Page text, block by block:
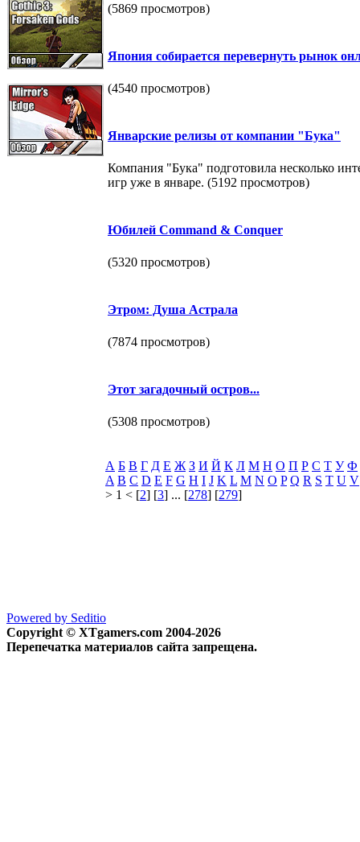
(5869 просмотров)
Япония собирается перевернуть рынок
(4540 просмотров)
Январские релизы от компании "Бука"
Компания "Бука" подготовила несколько
игр уже в январе. (5192 просмотров)
Юбилей Command & Conquer
(5320 просмотров)
Этром: Душа Астрала
(7874 просмотров)
Этот загадочный остров...
(5308 просмотров)
А Б В Г Д Е Ж З И Й К Л М Н О П Р С Т У Ф
A B C D E F G H I J K L M N O P Q R S T U V
> 1 < [2] [3] ... [278] [279]
Powered by Seditio
Copyright © XTgamers.com 2004-2026
Перепечатка материалов сайта запрещена.